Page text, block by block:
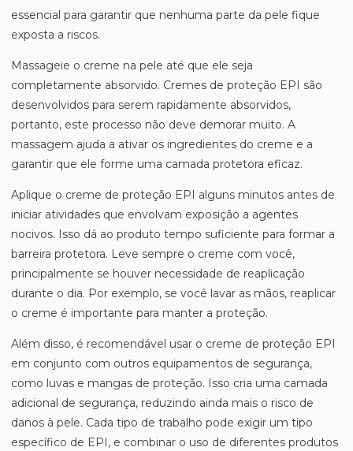
essencial para garantir que nenhuma parte da pele fique
exposta a riscos.
Massageie o creme na pele até que ele seja
completamente absorvido. Cremes de proteção EPI são
desenvolvidos para serem rapidamente absorvidos,
portanto, este processo não deve demorar muito. A
massagem ajuda a ativar os ingredientes do creme e a
garantir que ele forme uma camada protetora eficaz.
Aplique o creme de proteção EPI alguns minutos antes de
iniciar atividades que envolvam exposição a agentes
nocivos. Isso dá ao produto tempo suficiente para formar a
barreira protetora. Leve sempre o creme com você,
principalmente se houver necessidade de reaplicação
durante o dia. Por exemplo, se você lavar as mãos, reaplicar
o creme é importante para manter a proteção.
Além disso, é recomendável usar o creme de proteção EPI
em conjunto com outros equipamentos de segurança,
como luvas e mangas de proteção. Isso cria uma camada
adicional de segurança, reduzindo ainda mais o risco de
danos à pele. Cada tipo de trabalho pode exigir um tipo
específico de EPI, e combinar o uso de diferentes produtos